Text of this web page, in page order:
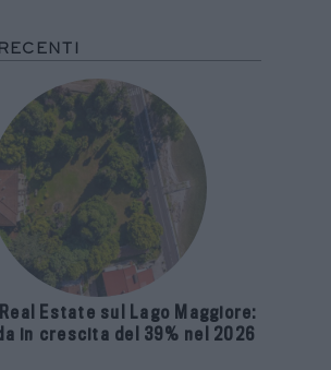
Estate sul Lago Maggiore:
in crescita del 39% nel 2026